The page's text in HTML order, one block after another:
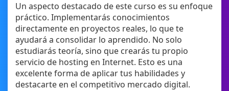
Un aspecto destacado de este curso es su enfoque
práctico. Implementarás conocimientos
directamente en proyectos reales, lo que te
ayudará a consolidar lo aprendido. No solo
estudiarás teoría, sino que crearás tu propio
servicio de hosting en Internet. Esto es una
excelente forma de aplicar tus habilidades y
destacarte en el competitivo mercado digital.